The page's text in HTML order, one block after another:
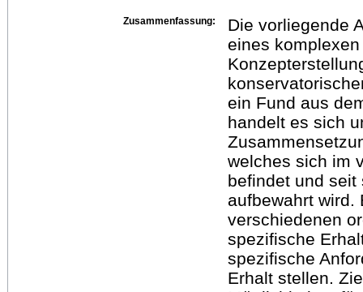
Zusammenfassung:
Die vorliegende
eines
ein Fund aus
handelt es sich
welches sich im
befindet und seit
aufbewahrt wird.
verschiedenen
spezifische
spezifische
Erhalt stellen.